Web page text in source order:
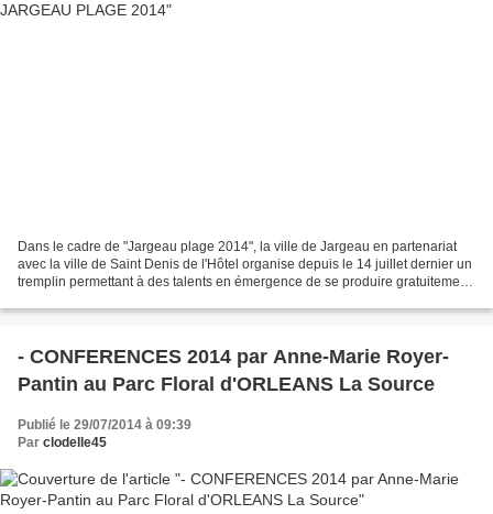
Dans le cadre de "Jargeau plage 2014", la ville de Jargeau en partenariat
avec la ville de Saint Denis de l'Hôtel organise depuis le 14 juillet dernier un
tremplin permettant à des talents en émergence de se produire gratuitement
- CONFERENCES 2014 par Anne-Marie Royer-
Pantin au Parc Floral d'ORLEANS La Source
Publié le 29/07/2014 à 09:39
Par clodelle45